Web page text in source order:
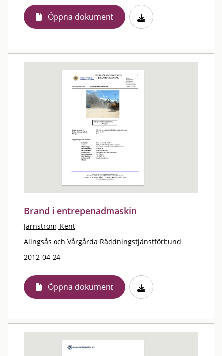
Öppna dokument
Brand i entrepenadmaskin
Järnström, Kent
Alingsås och Vårgårda Räddningstjänstförbund
2012-04-24
Öppna dokument